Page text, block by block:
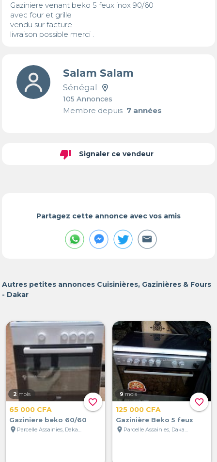
Gaziniere venant beko 5 feux inox 90/60
avec four et grille
vendu sur facture
livraison possible merci .
Salam Salam
Sénégal
105 Annonces
Membre depuis7 années
thumb_down Signaler ce vendeur
Partagez cette annonce avec vos amis
Autres petites annonces Cuisinières, Gazinières & Fours
- Dakar
favorite_border
2 mois
65 000 CFA
Gaziniere beko 60/60
location_on
favorite_border
9 mois
125 000 CFA
Gazinière Beko 5 feux
location_on